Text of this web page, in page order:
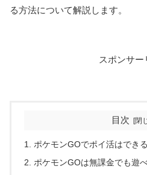
る方法について解説します。
スポンサー
目次
ポケモンGOでポイ活はでき
ポケモンGOは無課金でも遊